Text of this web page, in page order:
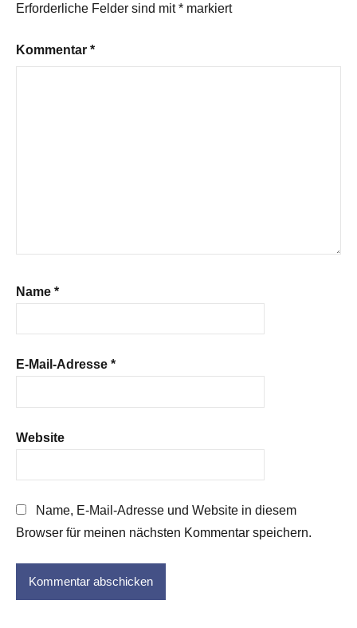
Erforderliche Felder sind mit* markiert
Kommentar *
Name *
E-Mail-Adresse *
Website
Name, E-Mail-Adresse und Website in diesem
Browser für meinen nächsten Kommentar speichern.